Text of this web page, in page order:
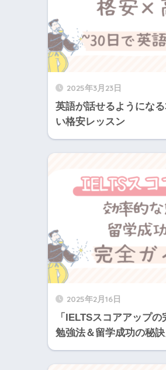
2025年3月23日
英語が話せるようにな
い格安レッスン
2025年2月16日
「IELTSスコアアップ
勉強法＆留学成功の秘訣